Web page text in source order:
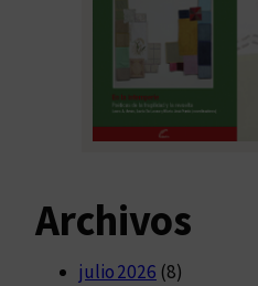
Archivos
julio 2026 (8)